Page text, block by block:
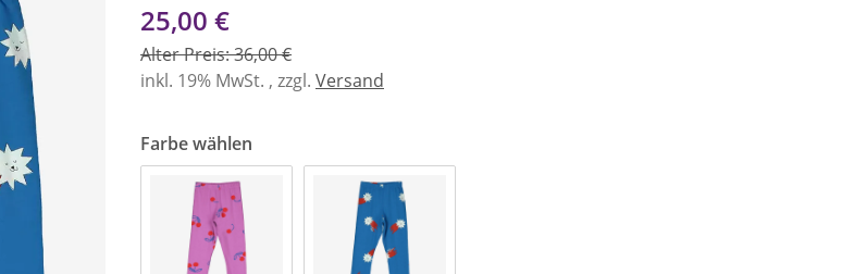
25,00 €
Alter Preis: 36,00 €
inkl. 19% MwSt. , zzgl. Versand
Farbe wählen